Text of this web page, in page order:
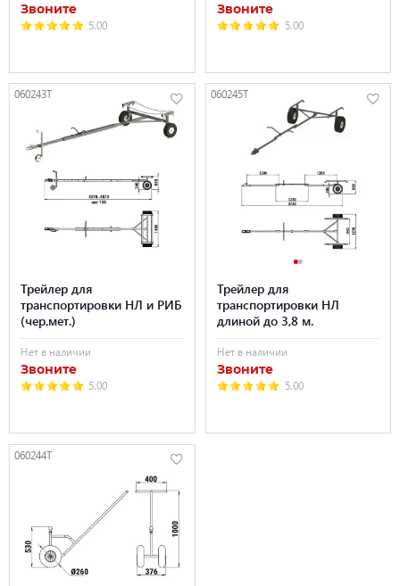
Звоните
5.00
Звоните
5.00
060243T
Трейлер для
транспортировки НЛ и РИБ
(чер.мет.)
Нет в наличии
Звоните
5.00
060245T
Трейлер для
транспортировки НЛ
длиной до 3,8 м.
Нет в наличии
Звоните
5.00
060244T